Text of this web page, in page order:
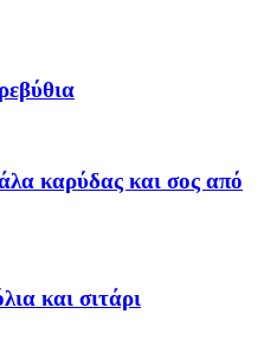
καρύδας και σος από
και σιτάρι